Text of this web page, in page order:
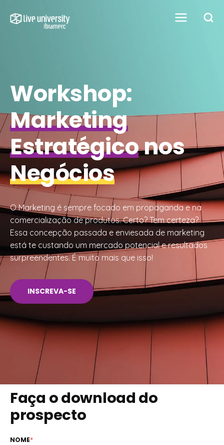
Workshop:
Marketing
Estratégiconos
Negócios
O Marketing é sempre focado em propaganda e na
comercialização de produtos. Certo? Tem certeza?
Essa concepção passada e enviesada de marketing
está te custando um mercado potencial e resultados
surpreendentes. É muito mais que isso!
INSCREVA-SE
Faça o download do
prospecto
NOME*